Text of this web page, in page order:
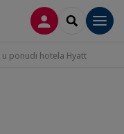
PRIJAVASEARCH
ponudi hotela Hyatt